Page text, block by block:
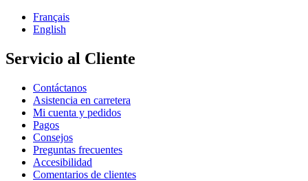
Français
English
Servicio al Cliente
Contáctanos
Asistencia en carretera
Mi cuenta y pedidos
Pagos
Consejos
Preguntas frecuentes
Accesibilidad
Comentarios de clientes